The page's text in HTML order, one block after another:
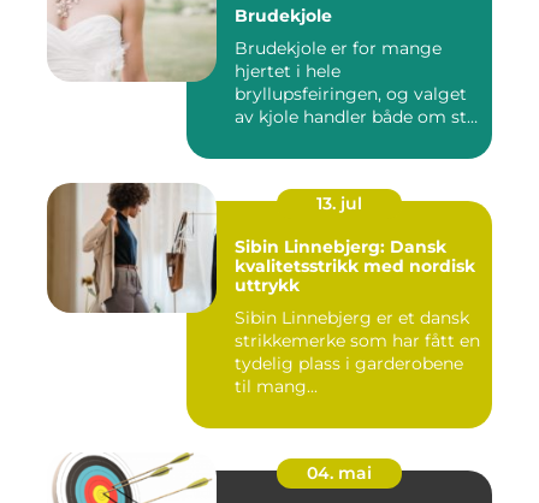
Brudekjole
Brudekjole er for mange
hjertet i hele
bryllupsfeiringen, og valget
av kjole handler både om stil,
13. jul
Sibin Linnebjerg: Dansk
kvalitetsstrikk med nordisk
uttrykk
Sibin Linnebjerg er et dansk
strikkemerke som har fått en
tydelig plass i garderobene
til mang...
04. mai